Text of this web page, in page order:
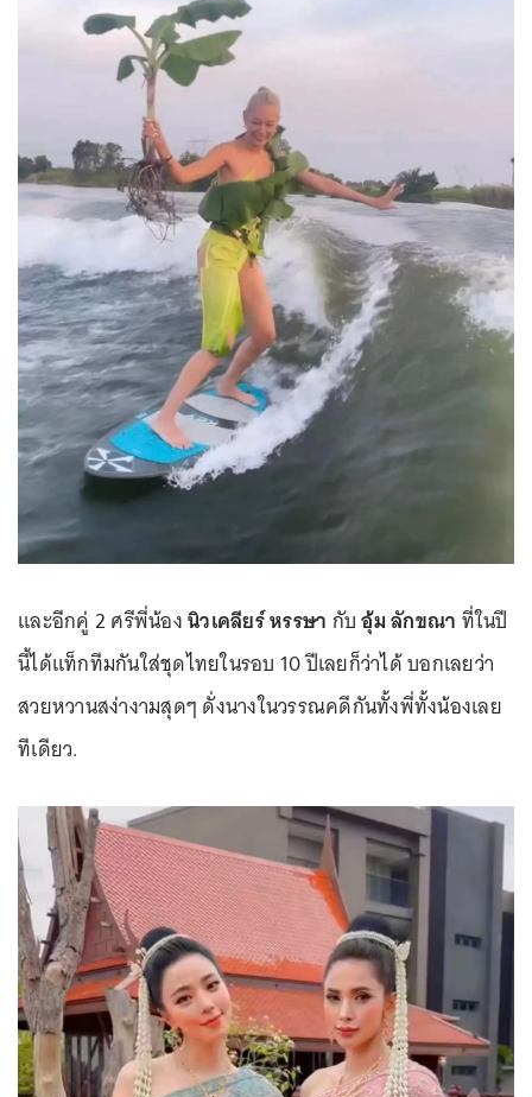
และอีกคู่ 2 ศรีพี่น้องนิวเคลียร์ หรรษา กับอุ้ม ลักขณา ที่ในปี
นี้ได้แท็กทีมกันใส่ชุดไทยในรอบ 10 ปีเลยก็ว่าได้ บอกเลยว่า
สวยหวานสง่างามสุดๆ ดั่งนางในวรรณคดีกันทั้งพี่ทั้งน้องเลย
ทีเดียว.